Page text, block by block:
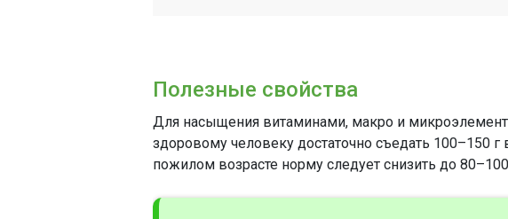
Полезные свойства
Для насыщения витаминами, макро и
здоровому человеку достаточно съедать 100–150
пожилом возрасте норму следует снизить до